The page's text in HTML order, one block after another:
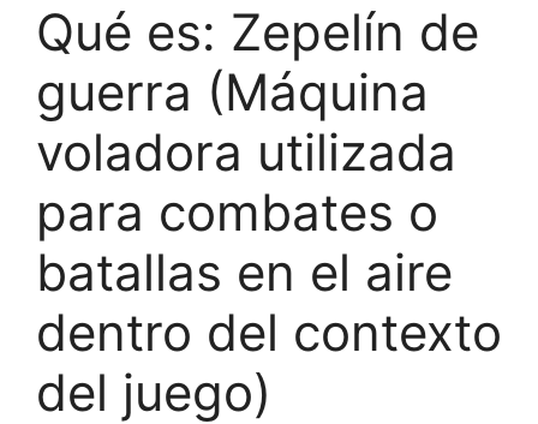
Qué es: Zepelín de
guerra (Máquina
voladora utilizada
para combates o
batallas en el aire
dentro del contexto
del juego)